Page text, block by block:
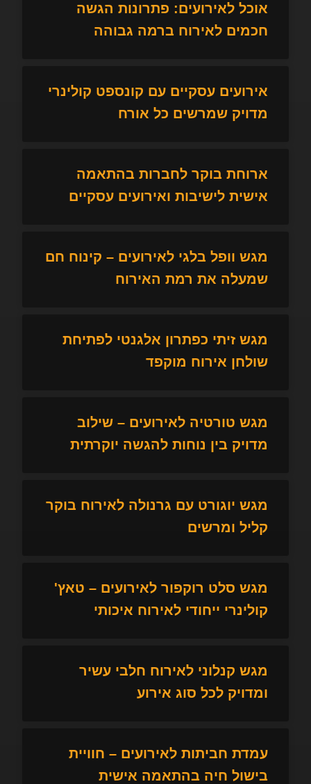
אוכל לאירועים: פתרונות הגשה
חכמים לאירוח ברמה גבוהה
אירועים עסקיים עם קונספט קולינרי
מדויק שמרשים כל אורח
ארוחת בוקר לחברות בהתאמה
אישית לישיבות ואירועים עסקיים
מגש וופל בלגי לאירועים – קינוח חם
שמעלה את רמת האירוח
מגש זיתי כפתרון אלגנטי לפתיחת
שולחן אירוח מוקפד
מגש טורטיה לאירועים – שילוב
מדויק בין נוחות להגשה יוקרתית
מגש יוגורט עם גרנולה לאירוח בוקר
קליל ומרשים
מגש סלט רוקפור לאירועים – טאץ'
קולינרי ייחודי לאירוח איכותי
מגש קנלוני לאירוח חלבי עשיר
ומדויק לכל סוג אירוע
עמדת חביתות לאירועים – חוויית
בישול חיה בהתאמה אישית